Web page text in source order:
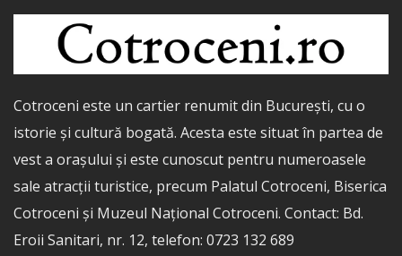
Cotroceni este un cartier renumit din București, cu o
istorie și cultură bogată. Acesta este situat în partea de
vest a orașului și este cunoscut pentru numeroasele
sale atracții turistice, precum Palatul Cotroceni, Biserica
Cotroceni și Muzeul Național Cotroceni. Contact: Bd.
Eroii Sanitari, nr. 12, telefon: 0723 132 689